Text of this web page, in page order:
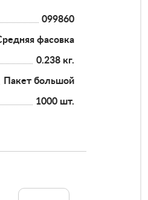
099860
фасовка
0.238 кг.
Пакет большой
1000 шт.